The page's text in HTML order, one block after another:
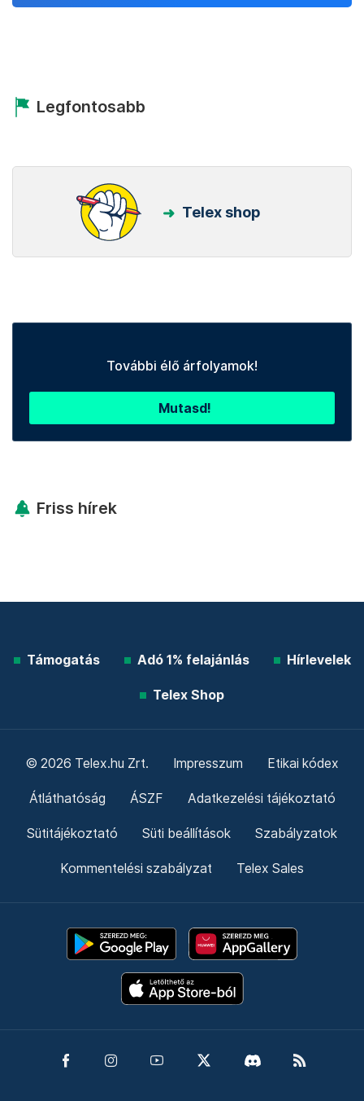
Legfontosabb
Telex shop
További élő árfolyamok!
Mutasd!
Friss hírek
Támogatás Adó 1% felajánlás Hírlevelek
Telex Shop
© 2026 Telex.hu Zrt. Impresszum Etikai kódex
Átláthatóság ÁSZF Adatkezelési tájékoztató
Sütitájékoztató Süti beállítások Szabályzatok
Kommentelési szabályzat Telex Sales